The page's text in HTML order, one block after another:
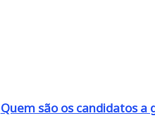
Quem são os candidatos a